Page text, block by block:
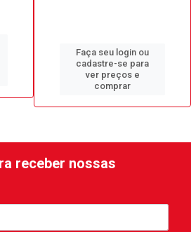
Faça seu login ou
cadastre-se para
ver preços e
comprar
receber nossas